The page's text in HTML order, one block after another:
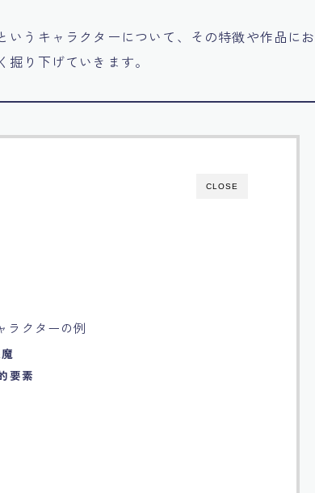
うキャラクターについて、その特徴や作品にお
り下げていきます。
CLOSE
ラクターの例
要素